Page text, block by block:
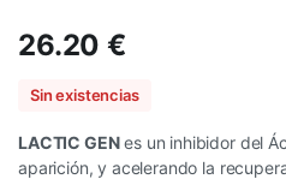
26.20€
Sin existencias
LACTIC GENes un inhibidor del
aparición, y acelerando la